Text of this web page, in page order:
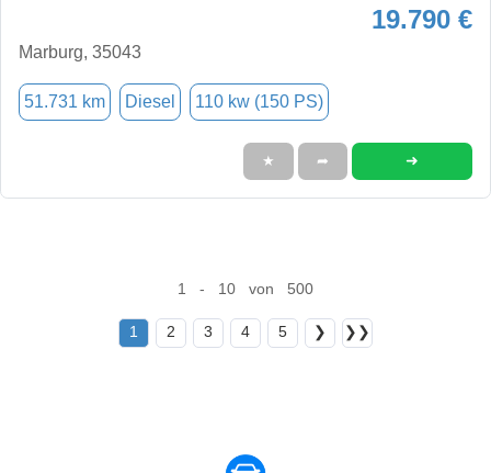
19.790 €
Marburg, 35043
51.731 km Diesel 110 kw (150 PS)
★ ➦ ➜
1 - 10 von 500
1 2 3 4 5 ❯ ❯❯